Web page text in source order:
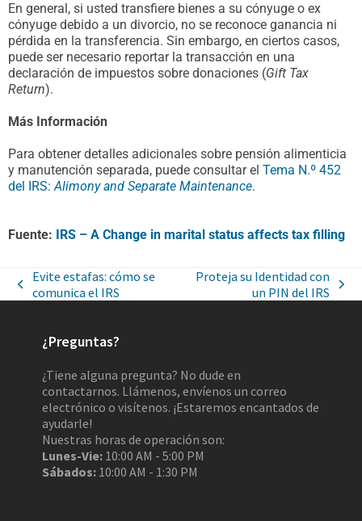
En general, si usted transfiere bienes a su cónyuge o ex
cónyuge debido a un divorcio, no se reconoce ganancia ni
pérdida en la transferencia. Sin embargo, en ciertos casos,
puede ser necesario reportar la transacción en una
declaración de impuestos sobre donaciones (Gift Tax
Return).
Más Información
Para obtener detalles adicionales sobre pensión alimenticia
y manutención separada, puede consultar el Tema N.º 452
del IRS:Alimony and Separate Maintenance.
Fuente: IRS – A Change in marital status affects tax filling
Evite estafas: cómo se
comunica el IRS
Proteja su Identidad con
un PIN del IRS
¿Preguntas?
¿Tiene alguna pregunta? No dude en
contactarnos. Llámenos, envíenos un correo
electrónico o visítenos. ¡Estaremos encantados de
ayudarle!
Nuestras horas de operación son:
Lunes-Vie: 10:00 AM - 5:00 PM
Sábados: 10:00 AM - 1:30 PM